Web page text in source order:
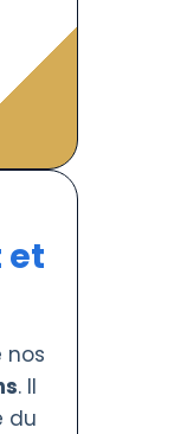
et
nos
. Il
du